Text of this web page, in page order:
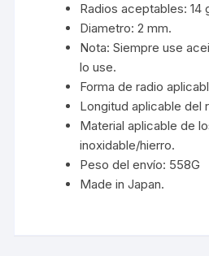
Radios aceptables: 14
Diametro: 2 mm.
Nota: Siempre use
lo use.
Forma de radio
Longitud aplicable del
Material aplicable de
inoxidable/hierro.
Peso del envío: 558G
Made in Japan.